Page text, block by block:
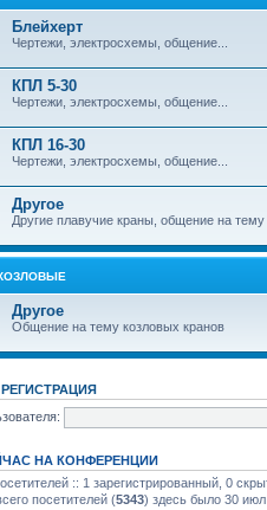
Блейхерт
Чертежи, электросхемы, общение...
КПЛ 5-30
Чертежи, электросхемы, общение...
КПЛ 16-30
Чертежи, электросхемы, общение...
Другое
Другие плавучие краны, общение на
Другое
Общение на тему козловых кранов
РЕГИСТРАЦИЯ
НА КОНФЕРЕНЦИИ
:: 1 зарегистрированный, 0
посетителей (5343) здесь было 30